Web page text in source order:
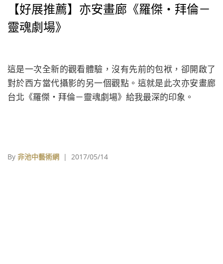
【好展推薦】亦安畫廊《羅傑・拜倫－
靈魂劇場》
這是一次全新的觀看體驗，沒有先前的包袱，卻開啟了
對於西方當代攝影的另一個觀點。這就是此次亦安畫廊
台北《羅傑・拜倫－靈魂劇場》給我最深的印象。
By 非池中藝術網 | 2017/05/14